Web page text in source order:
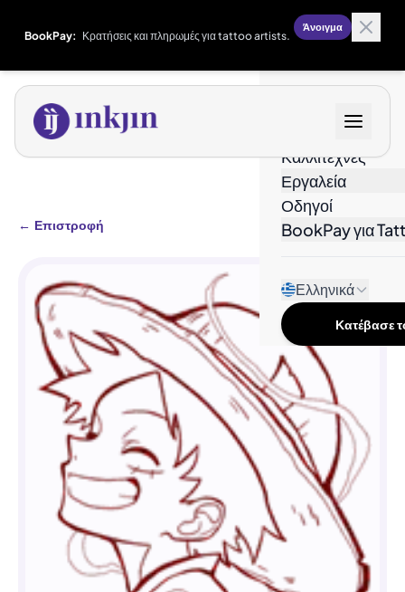
BookPay: Κρατήσεις και πληρωμές για tattoo artists.
Άνοιγμα
Καλλιτέχνες
Εργαλεία
Οδηγοί
BookPay για
Ελληνικά
Κατέβασε
← Επιστροφή